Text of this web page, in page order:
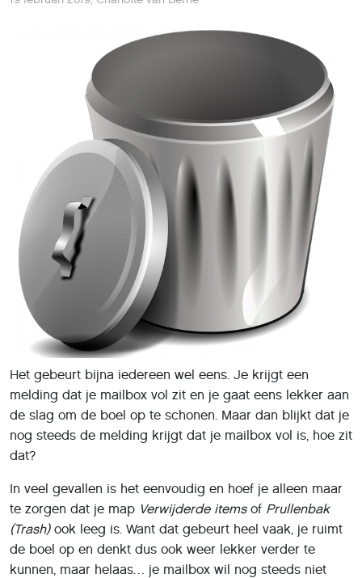
Het gebeurt bijna iedereen wel eens. Je krijgt een
melding dat je mailbox vol zit en je gaat eens lekker aan
de slag om de boel op te schonen. Maar dan blijkt dat je
nog steeds de melding krijgt dat je mailbox vol is, hoe zit
dat?
In veel gevallen is het eenvoudig en hoef je alleen maar
te zorgen dat je map Verwijderde itemsof Prullenbak
(Trash)ook leeg is. Want dat gebeurt heel vaak, je ruimt
de boel op en denkt dus ook weer lekker verder te
kunnen, maar helaas… je mailbox wil nog steeds niet